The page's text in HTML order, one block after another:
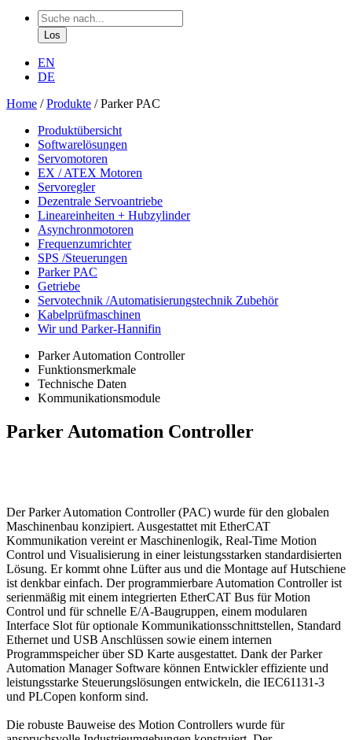
EN
DE
Home /Produkte /Parker PAC
Produktübersicht
Softwarelösungen
Servomotoren
EX / ATEX Motoren
Servoregler
Dezentrale Servoantriebe
Lineareinheiten + Hubzylinder
Asynchronmotoren
Frequenzumrichter
SPS /Steuerungen
Parker PAC
Getriebe
Servotechnik /Automatisierungstechnik Zubehör
Kabelprüfmaschinen
Wir und Parker-Hannifin
Parker Automation Controller
Funktionsmerkmale
Technische Daten
Kommunikationsmodule
Parker Automation Controller
Der Parker Automation Controller (PAC) wurde für den globalen
Maschinenbau konzipiert. Ausgestattet mit EtherCAT
Kommunikation vereint er Maschinenlogik, Real-Time Motion
Control und Visualisierung in einer leistungsstarken standardisierten
Lösung. Er kommt ohne Lüfter aus und die Montage auf Hutschiene
ist denkbar einfach. Der programmierbare Automation Controller ist
serienmäßig mit einem integrierten EtherCAT Bus für Motion
Control und für schnelle E/A-Baugruppen, einem modularen
Interface Slot für optionale Kommunikationsschnittstellen, Standard
Ethernet und USB Anschlüssen sowie einem internen
Programmspeicher über SD Karte ausgestattet. Dank der Parker
Automation Manager Software können Entwickler effiziente und
leistungsstarke Steuerungslösungen entwickeln, die IEC61131-3
und PLCopen konform sind.
Die robuste Bauweise des Motion Controllers wurde für